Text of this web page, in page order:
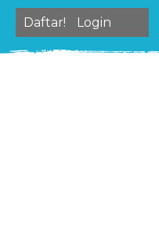
Daftar! Login